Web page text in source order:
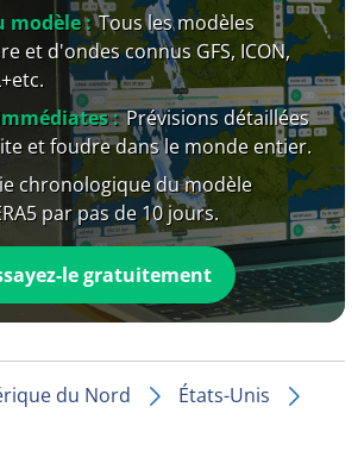
modèle : Tous les modèles
et d'ondes connus GFS, ICON,
: Prévisions détaillées
et foudre dans le monde entier.
chronologique du modèle
par pas de 10 jours.
le gratuitement
du Nord
États-Unis